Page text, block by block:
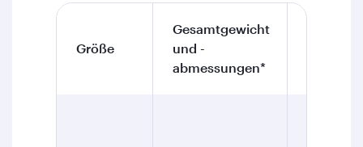
Größe
Gesamtgewicht
und -
abmessungen*